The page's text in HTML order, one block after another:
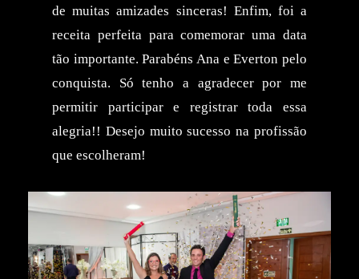
de muitas amizades sinceras! Enfim, foi a
receita perfeita para comemorar uma data
tão importante. Parabéns Ana e Everton pelo
conquista. Só tenho a agradecer por me
permitir participar e registrar toda essa
alegria!! Desejo muito sucesso na profissão
que escolheram!